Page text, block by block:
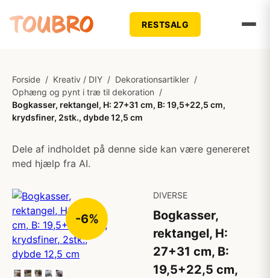
RESTSALG
Forside / Kreativ / DIY / Dekorationsartikler /
Ophæng og pynt i træ til dekoration /
Bogkasser, rektangel, H: 27+31 cm, B: 19,5+22,5 cm,
krydsfiner, 2stk., dybde 12,5 cm
Dele af indholdet på denne side kan være genereret
med hjælp fra AI.
-6%
DIVERSE
Bogkasser,
rektangel, H:
27+31 cm, B:
19,5+22,5 cm,